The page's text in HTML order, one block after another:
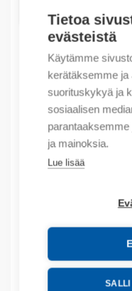
Tietoa
evästeistä
Käytämme
kerätäksemme
suorituskykyä ja
sosiaalisen
ja mainoksia.
Lue lisää
SALLI
Tuotekoodit
Tilauskoodi: IOAO6X
Product order
Valmistajan
Tuotteen tullikoodi:
Lisätiedot
Tekniset tiedot